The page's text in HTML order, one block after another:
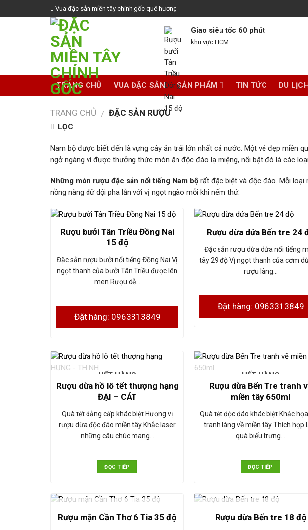
to
Vua đặc sản miền tây chính gốc quê hương
Giao siêu tốc 60 phút
khu vực HCM
TRANG CHỦ VUA ĐẶC SẢN SẢN PHẨM TIN TỨC DU
TRANG CHỦ / ĐẶC SẢN RƯỢU
LỌC
Nam bộ được biết đến là vựng cây ăn trái lớn nhất cả nước. Một vẻ đẹp miền
ngở ngàng vì được thưởng thức món ăn độc đáo lạ miệng, nổi bật đó là các
Những món rượu đặc sản nổi tiếng Nam bộ rất đặc biệt và độc đáo. Mỗi
nồng nàng dữ dội pha lẫn với vị ngọt ngào mỗi khi nếm thử.
Rượu bưởi Tân Triều Đồng Nai
15 độ
Đặc sản rượu bưởi nổi tiếng Đồng Nai Vị
ngọt thanh của bưởi Tân Triều được lên
men Rượu dễ…
Đặt hàng: 0963313849
Rượu dừa dứa Bến tre 24
Đặc sản rượu dừa dứa nổi tiếng
tây 29 độ Vị ngọt thanh của cơm
rượu làng…
Đặt hàng: 0963313849
HẾT HÀNG
Rượu dừa hồ lô tết thượng hạng
ĐẠI – CÁT
Quà tết đẳng cấp khác biệt Hương vị
rượu dừa độc đáo miền tây Khắc laser
những câu chúc mang…
ĐỌC TIẾP
HẾT HÀNG
Rượu dừa Bến Tre tranh
miền tây 650ml
Quà tết độc đáo khác biệt Khắc
tranh làng về miền tây Thích hợp
quà biếu trưng…
ĐỌC TIẾP
HẾT HÀNG
Rượu mận Cần Thơ 6 Tia 35 độ HẾT HÀNG
Rượu dừa Bến tre 18 độ